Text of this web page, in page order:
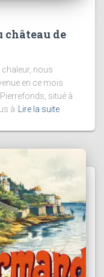
château de
nous
en ce mois
situé à
à Lire la suite